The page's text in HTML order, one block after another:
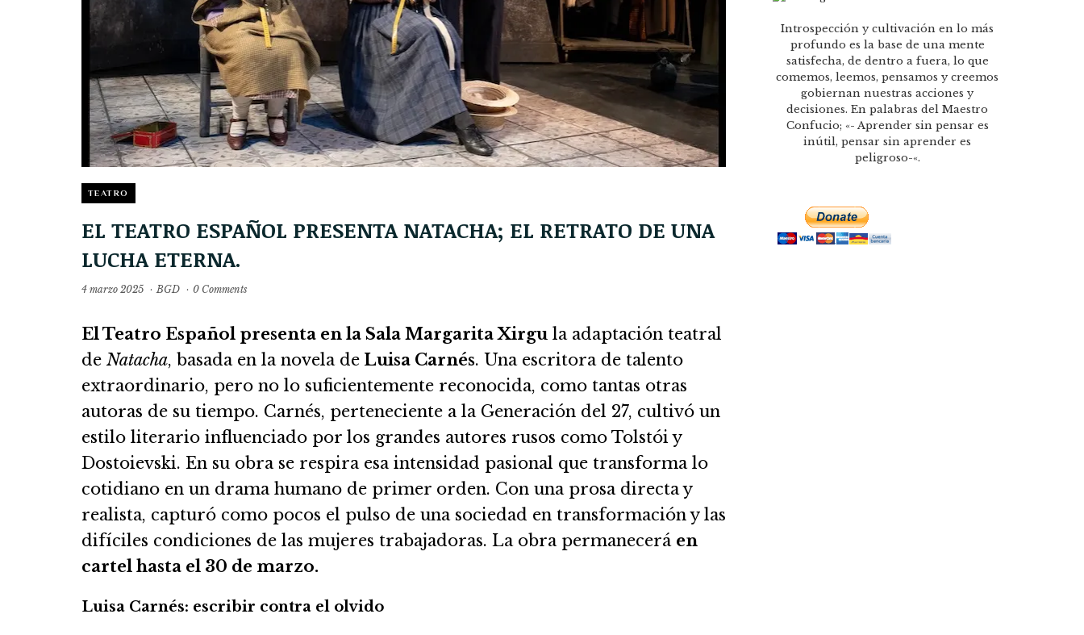
TEATRO
EL TEATRO ESPAÑOL PRESENTA NATACHA; EL RETRATO DE UNA
LUCHA ETERNA.
4 marzo 2025 · BGD · 0 Comments
El Teatro Español presenta en la Sala Margarita Xirgu la adaptación teatral
de Natacha, basada en la novela deLuisa Carnés. Una escritora de talento
extraordinario, pero no lo suficientemente reconocida, como tantas otras
autoras de su tiempo. Carnés, perteneciente a la Generación del 27, cultivó un
estilo literario influenciado por los grandes autores rusos como Tolstói y
Dostoievski. En su obra se respira esa intensidad pasional que transforma lo
cotidiano en un drama humano de primer orden. Con una prosa directa y
realista, capturó como pocos el pulso de una sociedad en transformación y las
difíciles condiciones de las mujeres trabajadoras. La obra permanecerá en
cartel hasta el 30 de marzo.
Luisa Carnés: escribir contra el olvido
Introspección y cultivación en lo más
profundo es la base de una mente
satisfecha, de dentro a fuera, lo que
comemos, leemos, pensamos y creemos
gobiernan nuestras acciones y
decisiones. En palabras del Maestro
Confucio; «- Aprender sin pensar es
inútil, pensar sin aprender es
peligroso-«.